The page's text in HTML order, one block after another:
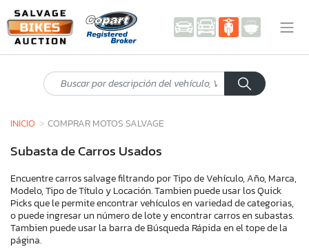
INICIO COMPRAR MOTOS SALVAGE
Subasta de Carros Usados
Encuentre carros salvage filtrando por Tipo de Vehículo, Año, Marca,
Modelo, Tipo de Título y Locación. Tambien puede usar los Quick
Picks que le permite encontrar vehículos en variedad de categorias,
o puede ingresar un número de lote y encontrar carros en subastas.
Tambien puede usar la barra de Búsqueda Rápida en el tope de la
página.